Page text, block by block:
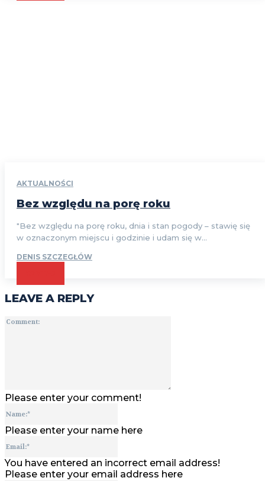
AKTUALNOŚCI
Bez względu na porę roku
"Bez względu na porę roku, dnia i stan pogody – stawię się
w oznaczonym miejscu i godzinie i udam się w...
DENIS SZCZEGŁÓW
LEAVE A REPLY
Please enter your comment!
Please enter your name here
You have entered an incorrect email address!
Please enter your email address here